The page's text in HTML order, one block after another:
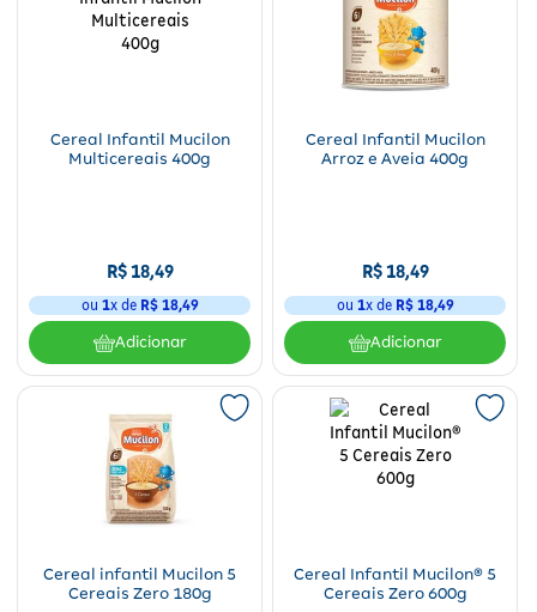
Cereal Infantil Mucilon
Multicereais 400g
R$18,49
ou 1x de R$ 18,49
Adicionar
Cereal Infantil Mucilon
Arroz e Aveia 400g
R$18,49
ou 1x de R$ 18,49
Adicionar
Cereal infantil Mucilon 5
Cereais Zero 180g
Cereal Infantil Mucilon® 5
Cereais Zero 600g